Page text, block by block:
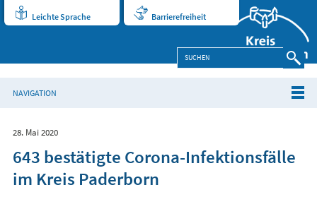
Leichte Sprache Barrierefreiheit
NAVIGATION
28. Mai 2020
643 bestätigte Corona-Infektionsfälle
im Kreis Paderborn